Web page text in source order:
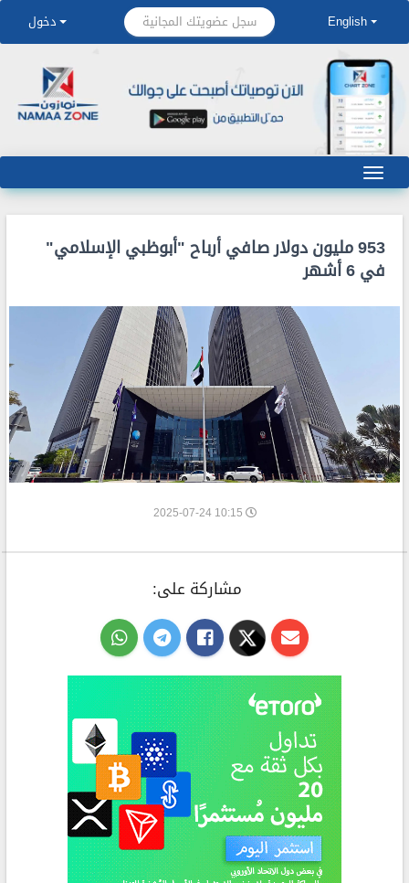
English سجل عضويتك المجانية دخول
953 مليون دولار صافي أرباح "أبوظبي الإسلامي"
في 6 أشهر
مشاركة على: